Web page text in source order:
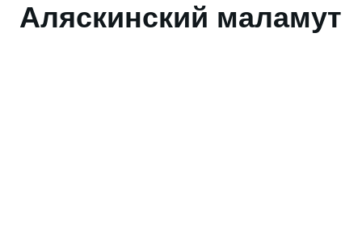
Аляскинский маламут